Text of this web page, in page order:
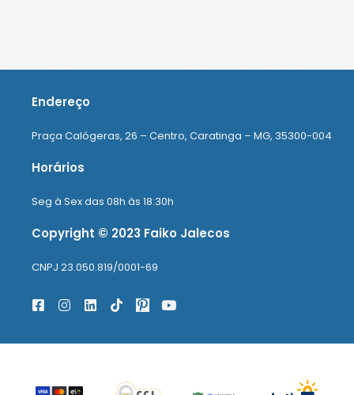
Endereço
Praça Calógeras, 26 – Centro, Caratinga – MG, 35300-004
Horários
Seg à Sex das 08h às 18:30h
Copyright © 2023 Faiko Jalecos
CNPJ 23.050.819/0001-69